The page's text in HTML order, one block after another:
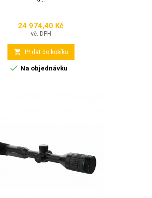
Cena
24 974,40 Kč
vč. DPH
 Přidat do košíku
 Na objednávku